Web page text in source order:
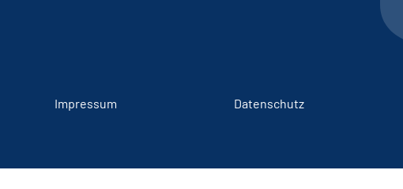
Impressum Datenschutz